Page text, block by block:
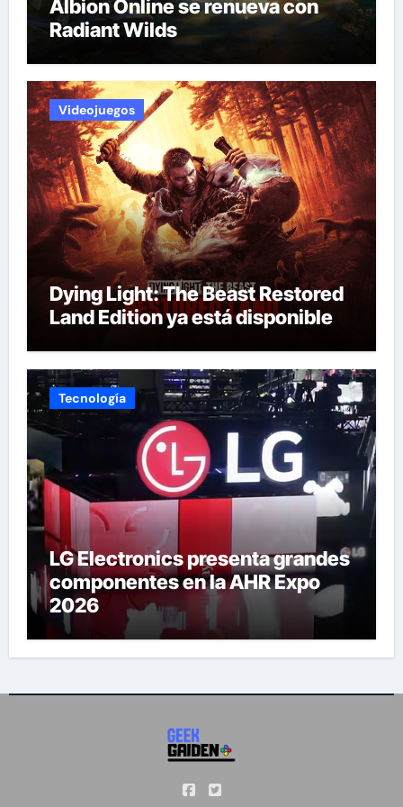
Albion Online se renueva con
Radiant Wilds
Videojuegos
Dying Light: The Beast Restored
Land Edition ya está disponible
Tecnología
LG Electronics presenta grandes
componentes en la AHR Expo
2026